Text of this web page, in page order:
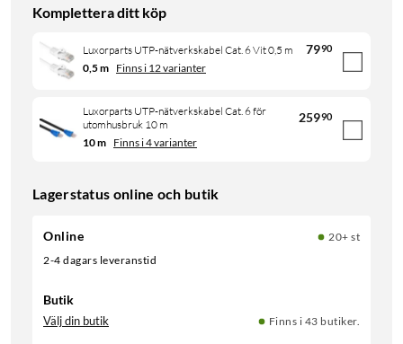
Komplettera ditt köp
Luxorparts UTP-nätverkskabel Cat. 6 Vit 0,5 m 7990
0,5 m Finns i 12 varianter
Luxorparts UTP-nätverkskabel Cat. 6 för
utomhusbruk 10 m
25990
10 m Finns i 4 varianter
Lagerstatus online och butik
Online
20+ st
2-4 dagars leveranstid
Butik
Välj din butik Finns i 43 butiker.